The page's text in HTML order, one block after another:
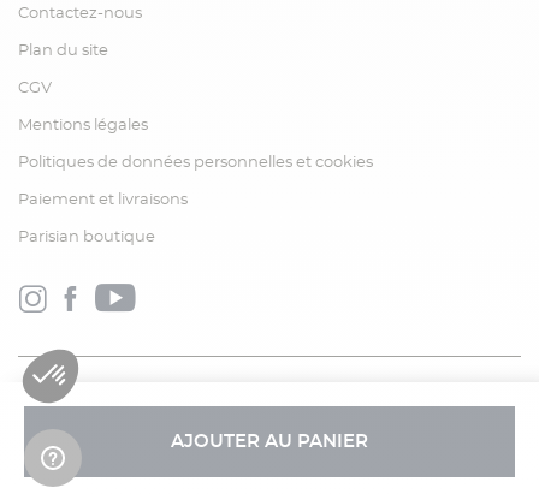
AJOUTER AU PANIER
Contactez-nous
Plan du site
CGV
Mentions légales
Politiques de données personnelles et cookies
Paiement et livraisons
Parisian boutique